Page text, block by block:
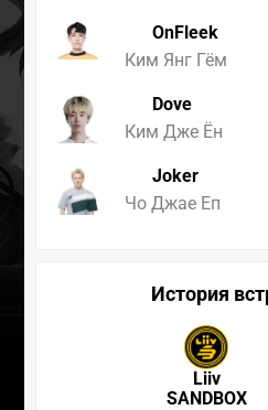
OnFleek
Ким Янг Гём
Dove
Ким Дже Ён
Joker
Чо Джае Еп
История
Liiv
SANDBOX